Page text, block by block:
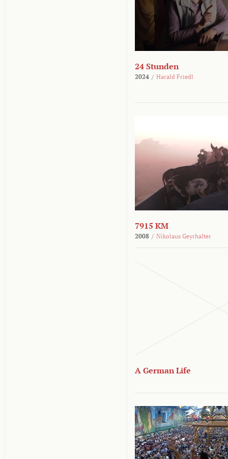
24 Stunden
2024 / Harald Friedl
7915 KM
2008 / Nikolaus Geyrhalter
A German Life